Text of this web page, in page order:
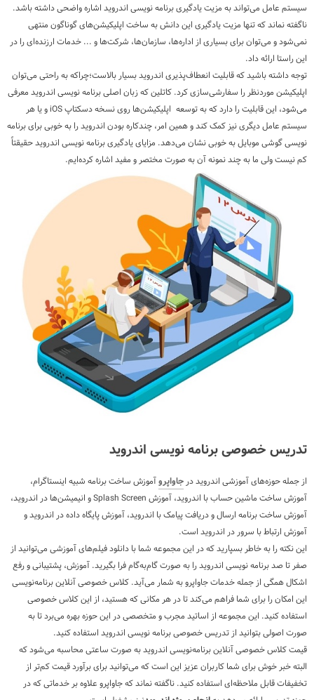
سیستم عامل می‌تواند به مزیت یادگیری برنامه نویسی اندروید اشاره واضحی داشته باشد.
ناگفته نماند که تنها مزیت یادگیری این دانش به ساخت اپلیکیشن‌های گوناگون منتهی
نمی‌شود و می‌توان برای بسیاری از اداره‌ها، سازمان‌ها، شرکت‌ها و ... خدمات ارزنده‌ای را در
این راستا ارائه داد.
توجه داشته باشید که قابلیت انعطاف‌پذیری اندروید بسیار بالاست؛چراکه به راحتی می‌توان
اپلیکیشن‌ موردنظر را سفارشی‌سازی کرد. کاتلین که زبان اصلی برنامه نویسی اندروید معرفی
می‌شود، این قابلیت را دارد که به توسعه اپلیکیشن‌ها روی نسخه دسکتاپiOS و یا هر
سیستم عامل دیگری نیز کمک کند و همین امر، چندکاره بودن اندروید را به خوبی برای برنامه
نویسی گوشی موبایل به خوبی نشان می‌دهد. مزایای یادگیری برنامه نویسی اندروید حقیقتاً
کم نیست ولی ما به چند نمونه آن به صورت مختصر و مفید اشاره کرده‌ایم.
تدریس خصوصی برنامه نویسی اندروید
از جمله حوزه‌های آموزشی اندروید در جاواپروآموزش ساخت برنامه شبیه اینستاگرام،
آموزش ساخت ماشین حساب با اندروید، آموزش Splash Screenو انیمیشن‌ها در اندروید،
آموزش ساخت برنامه ارسال و دریافت پیامک با اندروید، آموزش پایگاه داده در اندروید و
آموزش ارتباط با سرور در اندروید است.
این نکته را به خاطر بسپارید که در این مجموعه شما با دانلود فیلم‌های آموزشی می‌توانید از
صفر تا صد برنامه نویسی اندروید را به صورت گام‌به‌گام فرا بگیرید. آموزش، پشتیبانی و رفع
اشکال همگی از جمله خدمات جاواپرو به شمار می‌آید. کلاس خصوصی آنلاین برنامه‌نویسی
این امکان را برای شما فراهم می‌کند تا در هر مکانی که هستید، از این کلاس خصوصی
استفاده کنید. این مجموعه از اساتید مجرب و متخصصی در این حوزه بهره می‌برد تا به
صورت اصولی بتوانید از تدریس خصوصی برنامه نویسی اندروید استفاده کنید.
قیمت کلاس خصوصی آنلاین برنامه‌نویسی اندروید به صورت ساعتی محاسبه می‌شود که
البته خبر خوش برای شما کاربران عزیز این است که می‌توانید برای برآورد قیمت کم‌تر از
تخفیفات قابل ملاحظه‌ای استفاده کنید. ناگفته نماند که جاواپرو علاوه بر خدماتی که در